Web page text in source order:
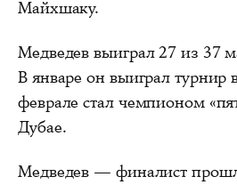
Майхшаку.
Медведев выиграл 27 из 37
В январе он выиграл турнир
феврале стал чемпионом
Дубае.
Медведев — финалист